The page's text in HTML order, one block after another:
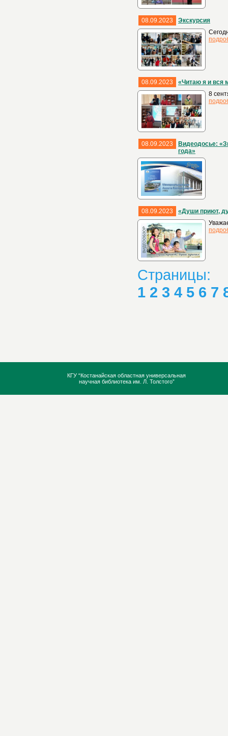
08.09.2023
Экскурсия
08.09.2023
«Читаю я и вся
8
08.09.2023
Видеодосье:
года»
08.09.2023
«Души приют,
Страницы:
1 2 3 4 5 6 7
КГУ “Костанайская областная универсальная
научная библиотека им. Л. Толстого”